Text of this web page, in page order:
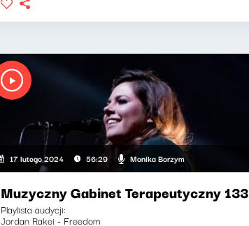
17 lutego 2024 56:29 Monika Borzym
Muzyczny Gabinet Terapeutyczny 133
Playlista audycji:
Jordan Rakei - Freedom